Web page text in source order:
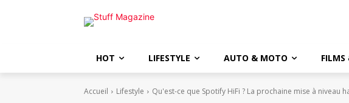
HOT LIFESTYLE AUTO & MOTO FILMS
Accueil Lifestyle Qu'est-ce que Spotify HiFi ? La prochaine mise à niveau